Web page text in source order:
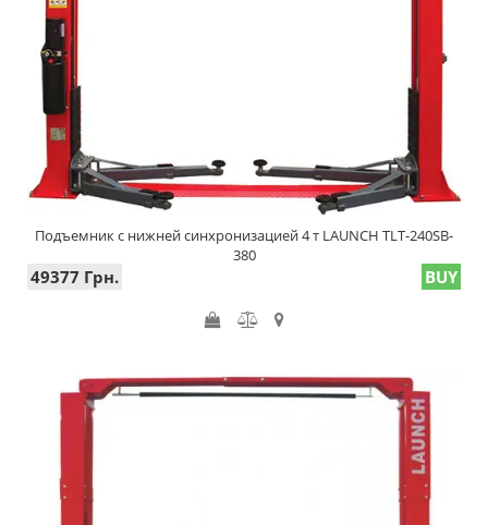
Подъемник с нижней синхронизацией 4 т LAUNCH TLT-240SB-
380
49377 Грн. BUY